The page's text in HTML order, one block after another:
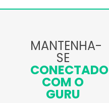
MANTENHA-
SE
CONECTADO
COM O
GURU